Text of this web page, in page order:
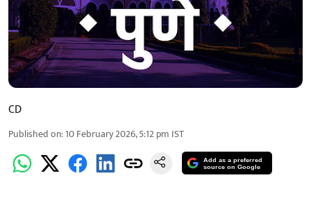
CD
Published on:10 February 2026, 5:12 pm IST
Add as a preferred
source on Google